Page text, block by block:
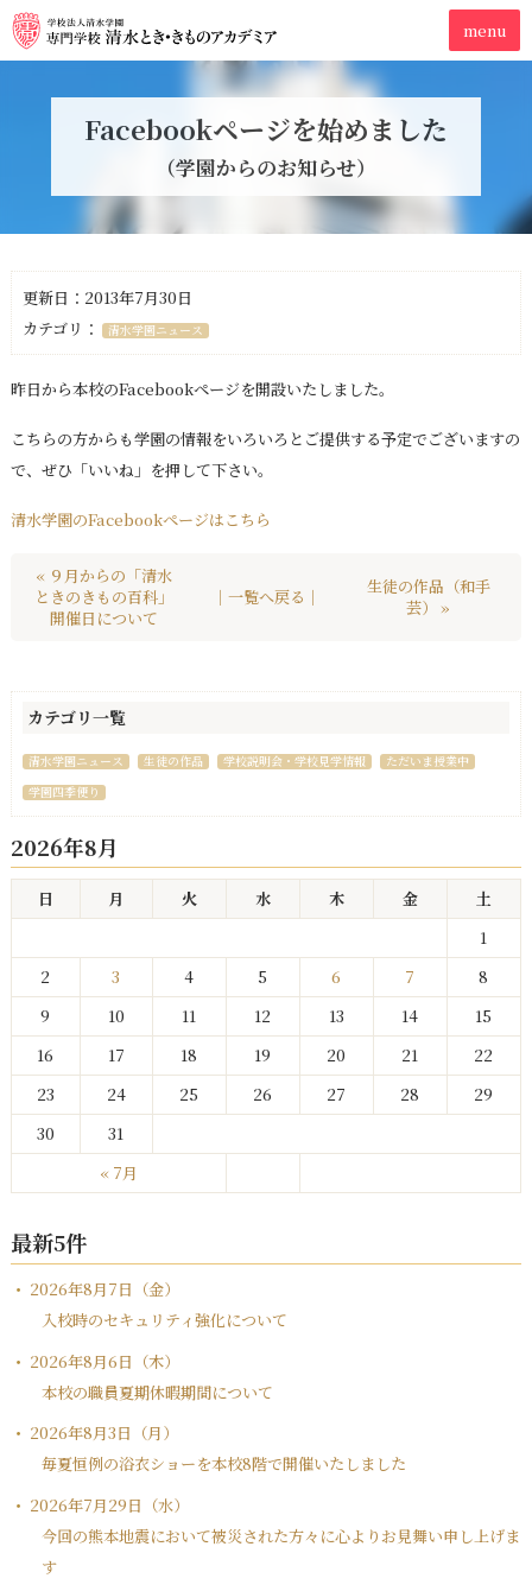
Facebookページを始めました
（学園からのお知らせ）
更新日：2013年7月30日
カテゴリ：
清水学園ニュース
昨日から本校のFacebookページを開設いたしました。
こちらの方からも学園の情報をいろいろとご提供する予定でございますの
で、ぜひ「いいね」を押して下さい。
清水学園のFacebookページはこちら
« ９月からの「清水
ときのきもの百科」
開催日について
｜一覧へ戻る｜
生徒の作品（和手
芸） »
カテゴリ一覧
清水学園ニュース 生徒の作品 学校説明会・学校見学情報
ただいま授業中
学園四季便り
2026年8月
日 月 火 水 木 金 土
« 7月
1
2
3 4 5 6 7
8
9
10 11 12 13 14
15
16
17 18 19 20 21
22
23
24 25 26 27 28
29
30
31
最新5件
2026年8月7日（金）
入校時のセキュリティ強化について
2026年8月6日（木）
本校の職員夏期休暇期間について
2026年8月3日（月）
毎夏恒例の浴衣ショーを本校8階で開催いたしました
2026年7月29日（水）
今回の熊本地震において被災された方々に心よりお見舞い申し上げま
す